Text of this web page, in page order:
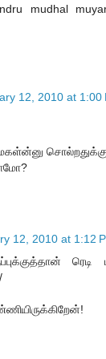
mudhal
12, 2010 at 1:00
12, 2010 at 1:12